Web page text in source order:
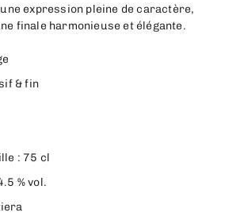
expression pleine de caractère,
finale harmonieuse et élégante.
& fin
: 75 cl
% vol.